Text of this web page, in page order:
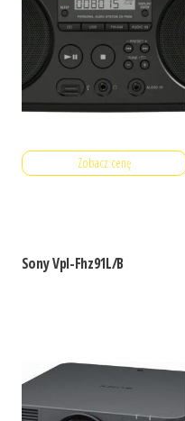
Zobacz cenę
Sony Vpl-Fhz91L/B